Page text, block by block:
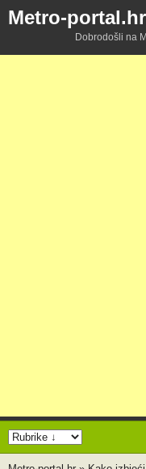
Metro-portal.hr
Dobrodošli na